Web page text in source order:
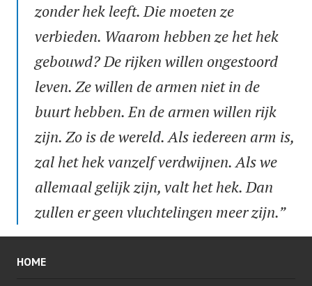
zonder hek leeft. Die moeten ze
verbieden. Waarom hebben ze het hek
gebouwd? De rijken willen ongestoord
leven. Ze willen de armen niet in de
buurt hebben. En de armen willen rijk
zijn. Zo is de wereld. Als iedereen arm is,
zal het hek vanzelf verdwijnen. Als we
allemaal gelijk zijn, valt het hek. Dan
zullen er geen vluchtelingen meer zijn.”
HOME